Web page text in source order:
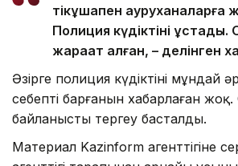
тікұшақпен ауруханаларға
Полиция күдіктіні ұстады.
жарақат алған, – делінген
Әзірге полиция күдіктінің мұндай
себепті барғанын хабарлаған жоқ.
байланысты тергеу басталды.
Материал Kazinform агенттігіне